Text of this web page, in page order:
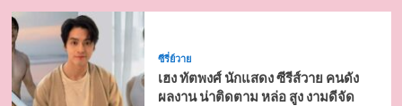
ซีรี่ย์วาย
เฮง ทัตพงศ์ นักแสดง ซีรีส์วาย คนดัง
ผลงาน น่าติดตาม หล่อ สูง งามดีจัด